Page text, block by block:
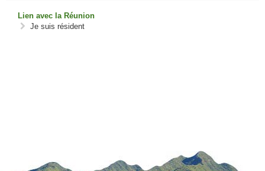
Lien avec la Réunion
Je suis résident